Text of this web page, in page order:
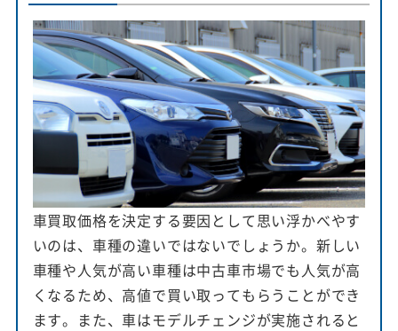
車買取価格を決定する要因として思い浮かべやす
いのは、車種の違いではないでしょうか。新しい
車種や人気が高い車種は中古車市場でも人気が高
くなるため、高値で買い取ってもらうことができ
ます。また、車はモデルチェンジが実施されると